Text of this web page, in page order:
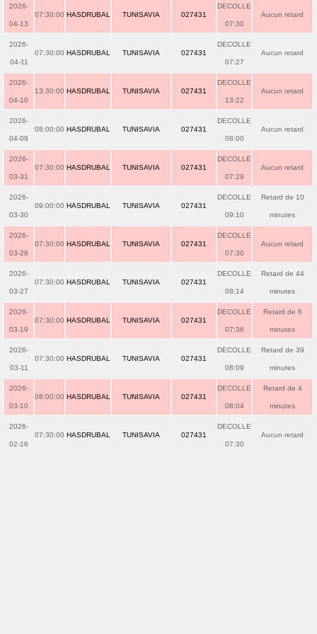
2026-
04-13
07:30:00 HASDRUBAL TUNISAVIA 027431
DECOLLE
07:30
Aucun retard
2026-
04-11
07:30:00 HASDRUBAL TUNISAVIA 027431
DECOLLE
07:27
Aucun retard
2026-
04-10
13:30:00 HASDRUBAL TUNISAVIA 027431
DECOLLE
13:22
Aucun retard
2026-
04-09
08:00:00 HASDRUBAL TUNISAVIA 027431
DECOLLE
08:00
Aucun retard
2026-
03-31
07:30:00 HASDRUBAL TUNISAVIA 027431
DECOLLE
07:29
Aucun retard
2026-
03-30
09:00:00 HASDRUBAL TUNISAVIA 027431
DECOLLE
09:10
Retard de 10
minutes
2026-
03-28
07:30:00 HASDRUBAL TUNISAVIA 027431
DECOLLE
07:30
Aucun retard
2026-
03-27
07:30:00 HASDRUBAL TUNISAVIA 027431
DECOLLE
08:14
Retard de 44
minutes
2026-
03-19
07:30:00 HASDRUBAL TUNISAVIA 027431
DECOLLE
07:36
Retard de 6
minutes
2026-
03-11
07:30:00 HASDRUBAL TUNISAVIA 027431
DECOLLE
08:09
Retard de 39
minutes
2026-
03-10
08:00:00 HASDRUBAL TUNISAVIA 027431
DECOLLE
08:04
Retard de 4
minutes
2026-
02-16
07:30:00 HASDRUBAL TUNISAVIA 027431
DECOLLE
07:30
Aucun retard